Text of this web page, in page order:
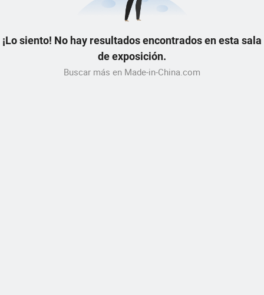
¡Lo siento! No hay resultados encontrados en esta sala
de exposición.
Buscar más en Made-in-China.com